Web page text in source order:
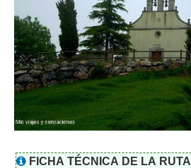
FICHA TÉCNICA DE LA RUTA